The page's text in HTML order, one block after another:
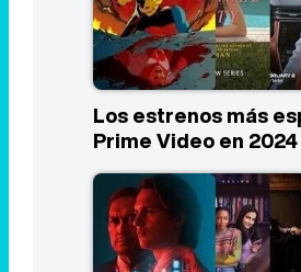
Los estrenos más
Prime Video en 2024